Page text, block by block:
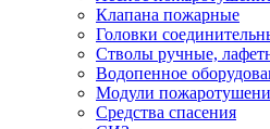
Клапана пожарные
Головки
Стволы ручные,
Водопенное
Модули
Средства спасения